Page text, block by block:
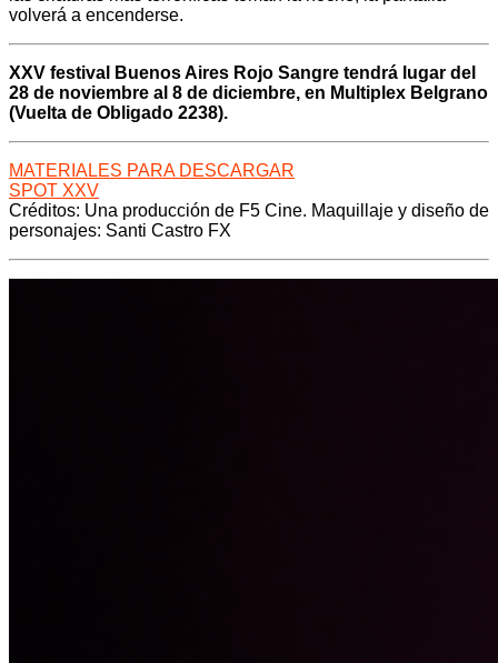
volverá a encenderse.
XXV festival Buenos Aires Rojo Sangre tendrá lugar del
28 de noviembre al 8 de diciembre, en Multiplex Belgrano
(Vuelta de Obligado 2238).
MATERIALES PARA DESCARGAR
SPOT XXV
Créditos: Una producción de F5 Cine. Maquillaje y diseño de
personajes: Santi Castro FX